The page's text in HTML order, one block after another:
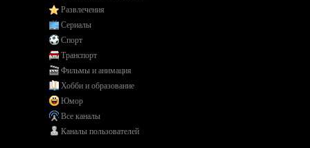
Развлечения
Сериалы
Спорт
Транспорт
Фильмы и анимация
Хобби и образование
Юмор
Все каналы
Каналы пользователей